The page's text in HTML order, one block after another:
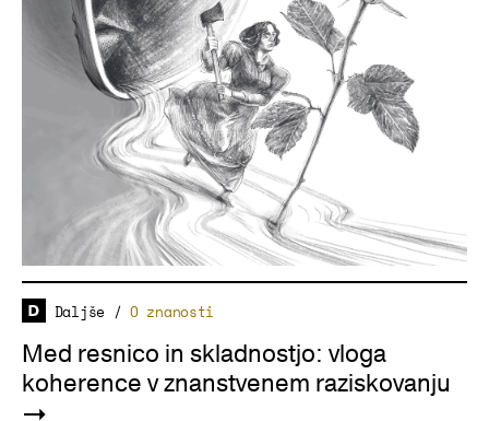
Daljše /O znanosti
Med resnico in skladnostjo: vloga
koherence v znanstvenem raziskovanju